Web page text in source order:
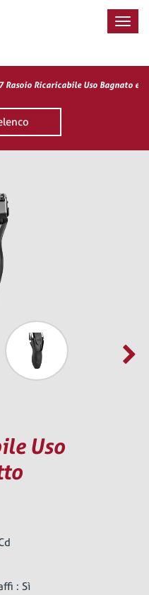
Rasoio Ricaricabile Uso Bagnato e
Uso
: Sì